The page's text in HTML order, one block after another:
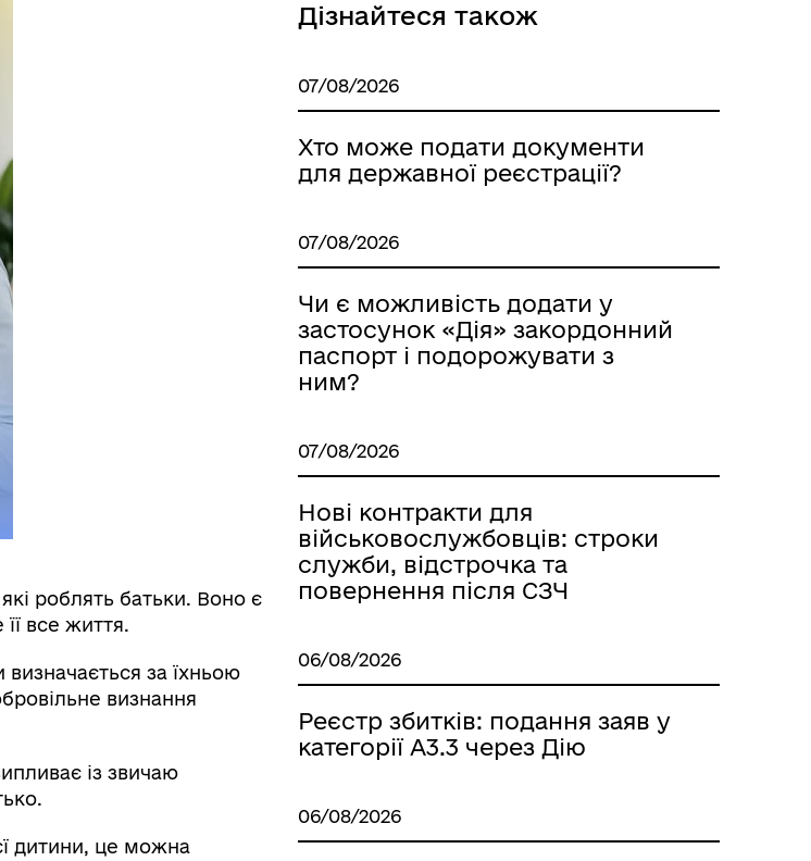
роблять батьки. Воно є
все життя.
за їхньою
визнання
із звичаю
дитини, це можна
Дізнайтеся також
07/08/2026
Хто може подати документи
для державної реєстрації?
07/08/2026
Чи є можливість додати у
застосунок «Дія» закордонний
паспорт і подорожувати з
ним?
07/08/2026
Нові контракти для
військовослужбовців: строки
служби, відстрочка та
повернення після СЗЧ
06/08/2026
Реєстр збитків: подання заяв у
категорії А3.3 через Дію
06/08/2026